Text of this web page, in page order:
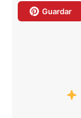
Guardar